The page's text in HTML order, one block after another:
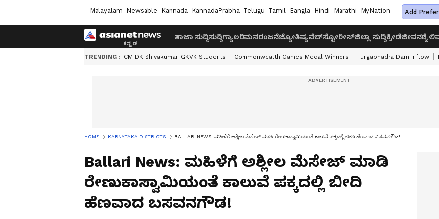
Malayalam Newsable Kannada KannadaPrabha Telugu Tamil Bangla Hindi Marathi MyNation Add
ತಾಜಾ ಸುದ್ದಿಸುದ್ದಿಗ್ಯಾಲರಿಮನರಂಜನೆಜ್ಯೋತಿಷ್ಯವೆಬ್‌ಸ್ಟೋರೀಸ್ಜಿಲ್ಲಾ ಸುದ್ದಿಕ್ರೀಡೆಜೀವನಶೈಲಿ
TRENDING : CM DK Shivakumar-GKVK Students Commonwealth Games Medal Winners Tungabhadra Dam Inflow
HOME KARNATAKA DISTRICTS BALLARI NEWS: ಮಹಿಳೆಗೆ ಅಶ್ಲೀಲ ಮೆಸೇಜ್ ಮಾಡಿ ರೇಣುಕಾಸ್ವಾಮಿಯಂತೆ ಕಾಲುವೆ ಪಕ್ಕದಲ್ಲಿ ಬೀದಿ ಹೆಣವಾದ ಬಸವನಗೌಡ!
Ballari News: ಮಹಿಳೆಗೆ ಅಶ್ಲೀಲ ಮೆಸೇಜ್ ಮಾಡಿ
ರೇಣುಕಾಸ್ವಾಮಿಯಂತೆ ಕಾಲುವೆ ಪಕ್ಕದಲ್ಲಿ ಬೀದಿ
ಹೆಣವಾದ ಬಸವನಗೌಡ!